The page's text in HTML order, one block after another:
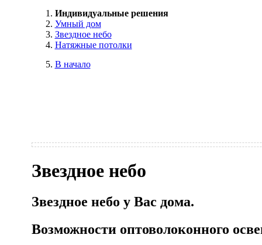
Индивидуальные решения
Умный дом
Звездное небо
Натяжные потолки
В начало
Звездное небо
Звездное небо у Вас дома.
Возможности оптоволоконного